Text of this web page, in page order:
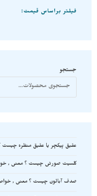
فیلتر براساس قیمت:
جستجو
عقیق پیکچر یا عقیق منظره
کلسیت صورتی چیست ؟ معنی ,
صدف آبالون چیست ؟ معنی ,